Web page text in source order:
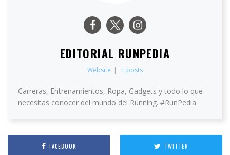
EDITORIAL RUNPEDIA
Website | + posts
Carreras, Entrenamientos, Ropa, Gadgets y todo lo que
necesitas conocer del mundo del Running. #RunPedia
FACEBOOK TWITTER